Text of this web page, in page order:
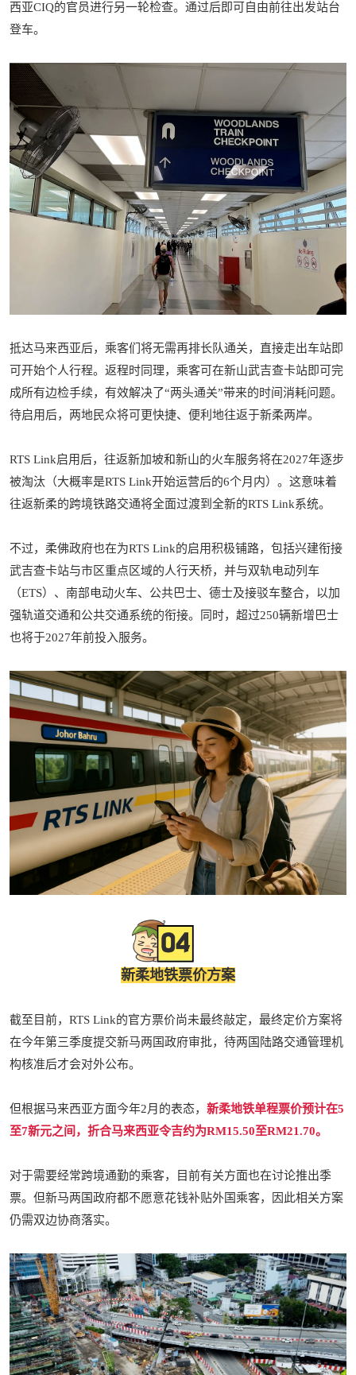
西亚CIQ的官员进行另一轮检查。通过后即可自由前往出发站台
登车。
抵达马来西亚后，乘客们将无需再排长队通关，直接走出车站即
可开始个人行程。返程时同理，乘客可在新山武吉查卡站即可完
成所有边检手续，有效解决了“两头通关”带来的时间消耗问题。
待启用后，两地民众将可更快捷、便利地往返于新柔两岸。
RTS Link启用后，往返新加坡和新山的火车服务将在2027年逐步
被淘汰（大概率是RTS Link开始运营后的6个月内）。这意味着
往返新柔的跨境铁路交通将全面过渡到全新的RTS Link系统。
不过，柔佛政府也在为RTS Link的启用积极铺路，包括兴建衔接
武吉查卡站与市区重点区域的人行天桥，并与双轨电动列车
（ETS）、南部电动火车、公共巴士、德士及接驳车整合，以加
强轨道交通和公共交通系统的衔接。同时，超过250辆新增巴士
也将于2027年前投入服务。
新柔地铁票价方案
截至目前，RTS Link的官方票价尚未最终敲定，最终定价方案将
在今年第三季度提交新马两国政府审批，待两国陆路交通管理机
构核准后才会对外公布。
但根据马来西亚方面今年2月的表态，新柔地铁单程票价预计在5
至7新元之间，折合马来西亚令吉约为RM15.50至RM21.70。
对于需要经常跨境通勤的乘客，目前有关方面也在讨论推出季
票。但新马两国政府都不愿意花钱补贴外国乘客，因此相关方案
仍需双边协商落实。